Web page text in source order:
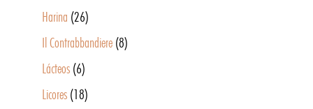
Harina (26)
Il Contrabbandiere (8)
Lácteos (6)
Licores (18)